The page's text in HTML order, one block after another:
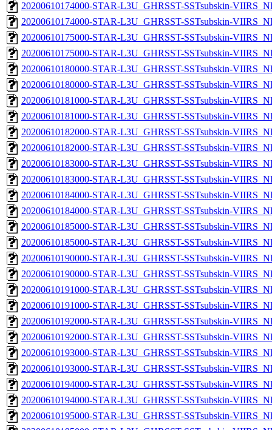
20200610174000-STAR-L3U_GHRSST-SSTsubskin-
20200610174000-STAR-L3U_GHRSST-SSTsubskin-
20200610175000-STAR-L3U_GHRSST-SSTsubskin-
20200610175000-STAR-L3U_GHRSST-SSTsubskin-
20200610180000-STAR-L3U_GHRSST-SSTsubskin-
20200610180000-STAR-L3U_GHRSST-SSTsubskin-
20200610181000-STAR-L3U_GHRSST-SSTsubskin-
20200610181000-STAR-L3U_GHRSST-SSTsubskin-
20200610182000-STAR-L3U_GHRSST-SSTsubskin-
20200610182000-STAR-L3U_GHRSST-SSTsubskin-
20200610183000-STAR-L3U_GHRSST-SSTsubskin-
20200610183000-STAR-L3U_GHRSST-SSTsubskin-
20200610184000-STAR-L3U_GHRSST-SSTsubskin-
20200610184000-STAR-L3U_GHRSST-SSTsubskin-
20200610185000-STAR-L3U_GHRSST-SSTsubskin-
20200610185000-STAR-L3U_GHRSST-SSTsubskin-
20200610190000-STAR-L3U_GHRSST-SSTsubskin-
20200610190000-STAR-L3U_GHRSST-SSTsubskin-
20200610191000-STAR-L3U_GHRSST-SSTsubskin-
20200610191000-STAR-L3U_GHRSST-SSTsubskin-
20200610192000-STAR-L3U_GHRSST-SSTsubskin-
20200610192000-STAR-L3U_GHRSST-SSTsubskin-
20200610193000-STAR-L3U_GHRSST-SSTsubskin-
20200610193000-STAR-L3U_GHRSST-SSTsubskin-
20200610194000-STAR-L3U_GHRSST-SSTsubskin-
20200610194000-STAR-L3U_GHRSST-SSTsubskin-
20200610195000-STAR-L3U_GHRSST-SSTsubskin-